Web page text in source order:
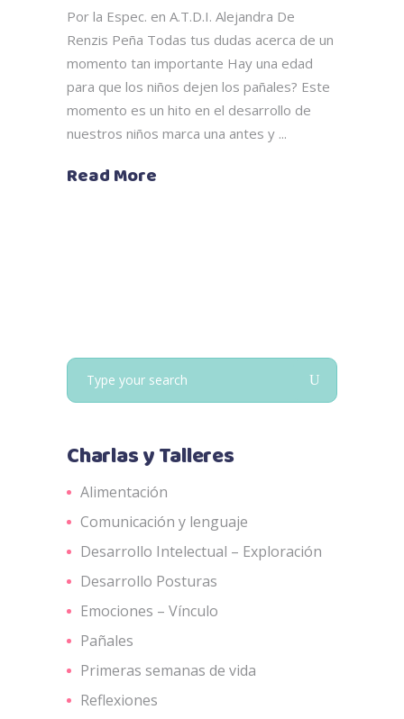
Por la Espec. en A.T.D.I. Alejandra De
Renzis Peña Todas tus dudas acerca de un
momento tan importante Hay una edad
para que los niños dejen los pañales? Este
momento es un hito en el desarrollo de
nuestros niños marca una antes y
Read More
Search
for:
Charlas y Talleres
Alimentación
Comunicación y lenguaje
Desarrollo Intelectual – Exploración
Desarrollo Posturas
Emociones – Vínculo
Pañales
Primeras semanas de vida
Reflexiones